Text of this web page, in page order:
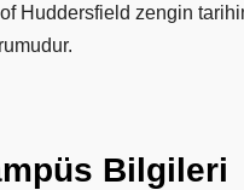
Huddersfield zengin
Bilgileri